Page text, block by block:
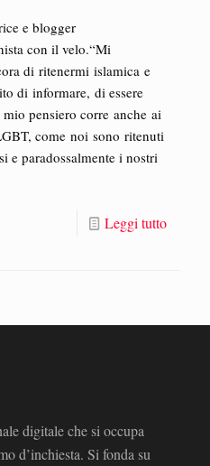
e blogger
con il velo.“Mi
di ritenermi islamica e
di informare, di essere
pensiero corre anche ai
come noi sono ritenuti
e paradossalmente i nostri
Leggi tutto
digitale che si occupa
d’inchiesta. Si fonda su